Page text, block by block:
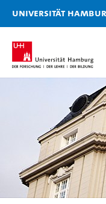
Universität